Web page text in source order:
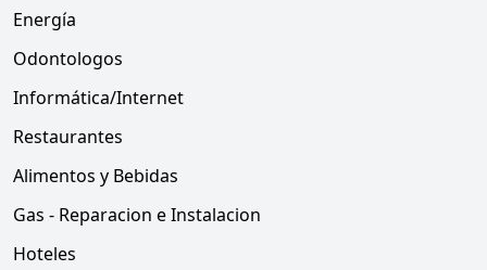
Energía
Odontologos
Informática/Internet
Restaurantes
Alimentos y Bebidas
Gas - Reparacion e Instalacion
Hoteles